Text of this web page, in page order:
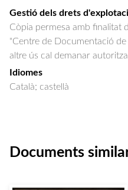
Gestió dels drets
Còpia permesa amb finalitat
"Centre de Documentació de
altre ús cal demanar
Idiomes
Català; castellà
Documents